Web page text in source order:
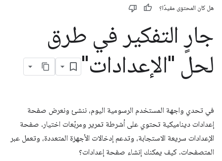
هل كان المحتوى مفيدًا؟
جارٍ التفكير في طرق
لحل "الإعدادات"
في تحدي واجهة المستخدم الرسومية اليوم، ننشئ ونعرض صفحة
إعدادات ديناميكية تحتوي على أشرطة تمرير ومربّعات اختيار. صفحة
الإعدادات سريعة الاستجابة، وتدعم إدخالات الأجهزة المتعددة، وتعمل عبر
المتصفحات. كيف يمكنك إنشاء صفحة إعدادات؟